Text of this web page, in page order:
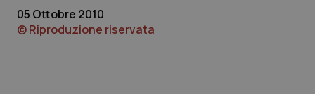
Veneto
Oncoematologia
05 Ottobre 2010
© Riproduzione riservata